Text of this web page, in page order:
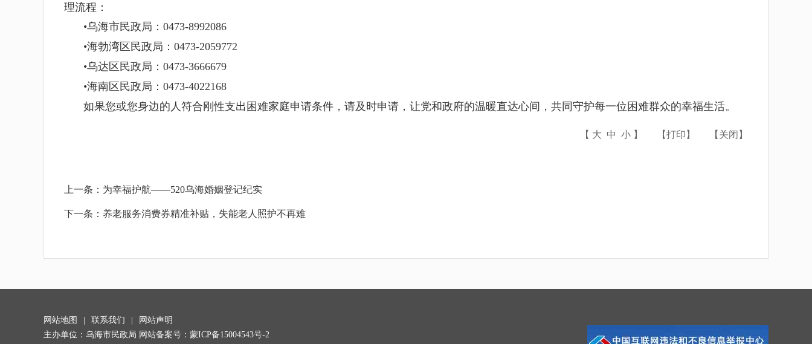
理流程：
•乌海市民政局： 0473-8992086
•海勃湾区民政局： 0473-2059772
•乌达区民政局： 0473-3666679
•海南区民政局： 0473-4022168
如果您或您身边的人符合刚性支出困难家庭申请条件，请及时申请，让党和政府的温暖直达心间，共同守护每一位困难群众的幸福生活。
【 大 中 小 】 【打印 】 【 关闭 】
上一条： 为幸福护航——520乌海婚姻登记纪实
下一条： 养老服务消费券精准补贴，失能老人照护不再难
网站地图 联系我们
网站声明
主办单位：乌海市民政局 网站备案号： 蒙ICP备15004543号-2